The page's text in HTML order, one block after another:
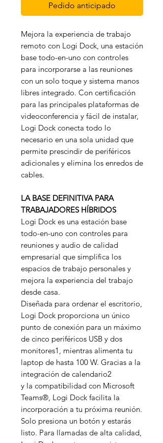
Pedido anticipado
Mejora la experiencia de trabajo
remoto con Logi Dock, una estación
base todo-en-uno con controles
para incorporarse a las reuniones
con un solo toque y sistema manos
libres integrado. Con certificación
para las principales plataformas de
videoconferencia y fácil de instalar,
Logi Dock conecta todo lo
necesario en una sola unidad que
permite prescindir de periféricos
adicionales y elimina los enredos de
cables.
LA BASE DEFINITIVA PARA
TRABAJADORES HÍBRIDOS
Logi Dock es una estación base
todo-en-uno con controles para
reuniones y audio de calidad
empresarial que simplifica los
espacios de trabajo personales y
mejora la experiencia del trabajo
desde casa.
Diseñada para ordenar el escritorio,
Logi Dock proporciona un único
punto de conexión para un máximo
de cinco periféricos USB y dos
monitores1, mientras alimenta tu
laptop de hasta 100 W. Gracias a la
integración de calendario2
y la compatibilidad con Microsoft
Teams®, Logi Dock facilita la
incorporación a tu próxima reunión.
Solo presiona un botón y estarás
listo. Para llamadas de alta calidad,